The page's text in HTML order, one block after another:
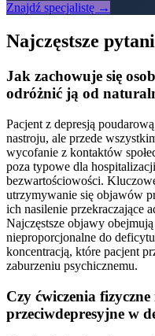
Znajdź specjalistę →
Najczęstsze
Jak zachowuje się
odróżnić ją od
Pacjent z depresją
nastroju, ale przede
wycofanie z kontaktów
poza typowe dla
bezwartościowości.
utrzymywanie się objawów
ich nasilenie przekraczające
Najczęstsze objawy
nieproporcjonalne do
koncentracją, które pacjent
zaburzeniu psychicznemu.
Czy ćwiczenia
przeciwdepresyjne w